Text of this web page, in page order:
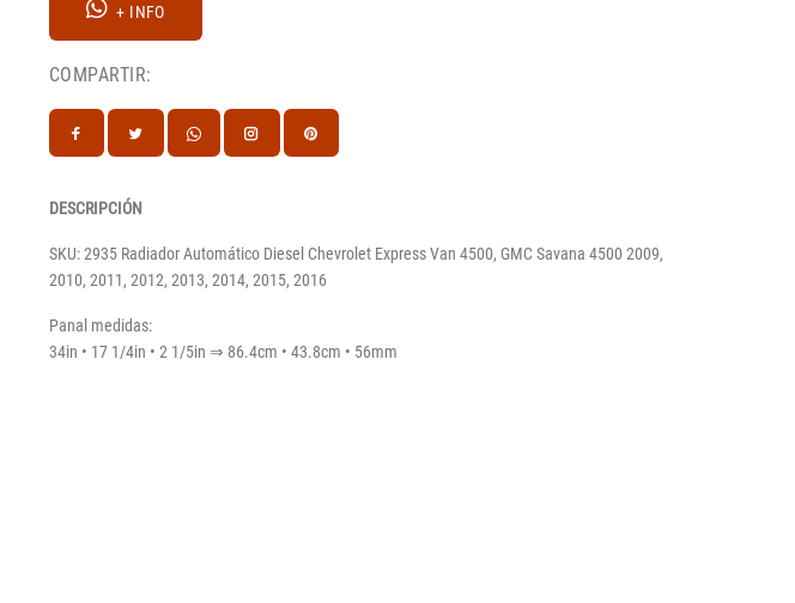
+ INFO
COMPARTIR:
DESCRIPCIÓN
SKU: 2935 Radiador Automático Diesel Chevrolet Express Van 4500, GMC Savana 4500 2009,
2010, 2011, 2012, 2013, 2014, 2015, 2016
Panal medidas:
34in • 17 1/4in • 2 1/5in ⇒ 86.4cm • 43.8cm • 56mm